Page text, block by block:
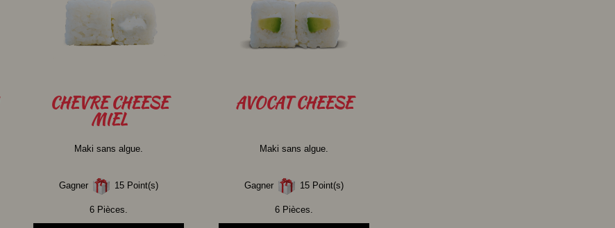
CHEVRECHEESE
MIEL
Maki sans algue.
Gagner 15 Point(s)
6 Pièces.
AVOCATCHEESE
Maki sans algue.
Gagner 15 Point(s)
6 Pièces.